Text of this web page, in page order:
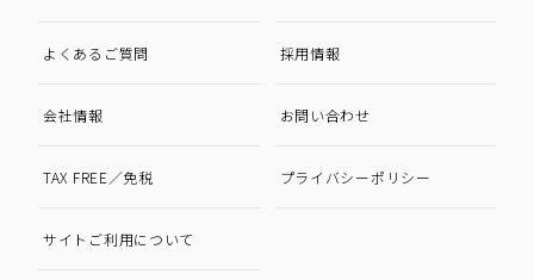
よくあるご質問 採用情報
会社情報 お問い合わせ
TAX FREE／免税 プライバシーポリシー
サイトご利用について